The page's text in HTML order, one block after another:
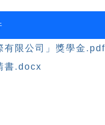
有限公司」獎學金.pdf
書.docx